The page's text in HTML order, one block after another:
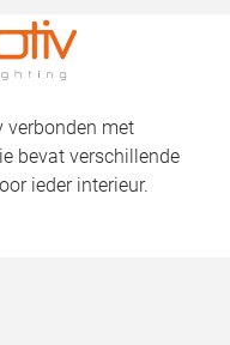
verbonden met
bevat verschillende
ieder interieur.